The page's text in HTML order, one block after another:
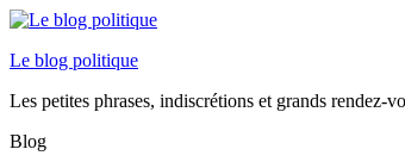
Le blog politique
Les petites phrases, indiscrétions et grands rendez-
Blog